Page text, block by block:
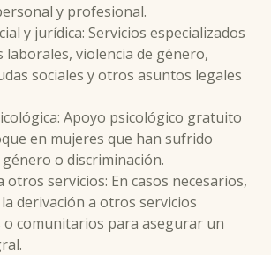
y profesional.
y jurídica: Servicios especializados
laborales, violencia de género,
sociales y otros asuntos legales
Apoyo psicológico gratuito
en mujeres que han sufrido
o discriminación.
otros servicios: En casos necesarios,
derivación a otros servicios
o comunitarios para asegurar un